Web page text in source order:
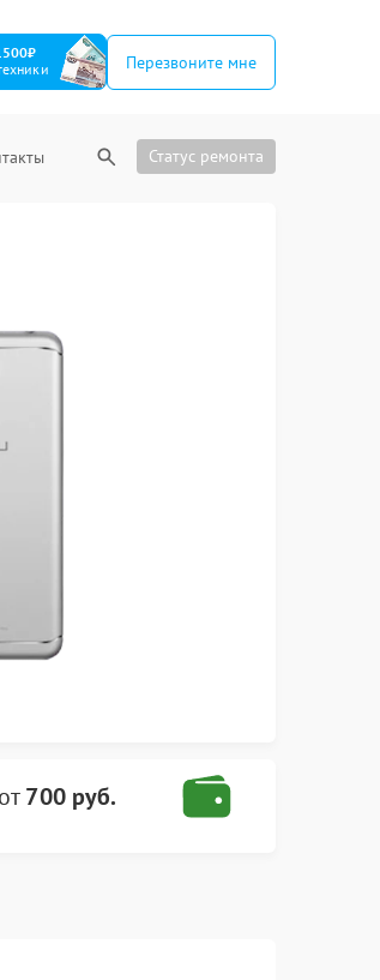
Перезвоните мне
Статус ремонта
от700 руб.